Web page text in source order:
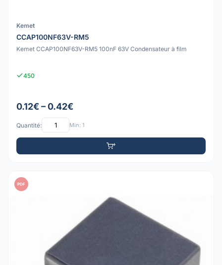
Kemet
CCAP100NF63V-RM5
Kemet CCAP100NF63V-RM5 100nF 63V Condensateur à film
450
0.12€ – 0.42€
Quantité: Min: 1
PDF